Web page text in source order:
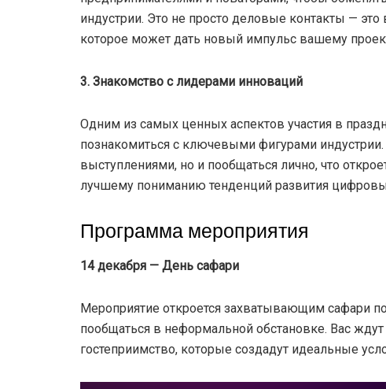
индустрии. Это не просто деловые контакты — это
которое может дать новый импульс вашему
3. Знакомство с лидерами инноваций
Одним из самых ценных аспектов участия в
познакомиться с ключевыми фигурами
выступлениями, но и пообщаться лично, что
лучшему пониманию тенденций развития
Программа мероприятия
14 декабря — День сафари
Мероприятие откроется захватывающим сафари
пообщаться в неформальной обстановке. Вас
гостеприимство, которые создадут идеальные